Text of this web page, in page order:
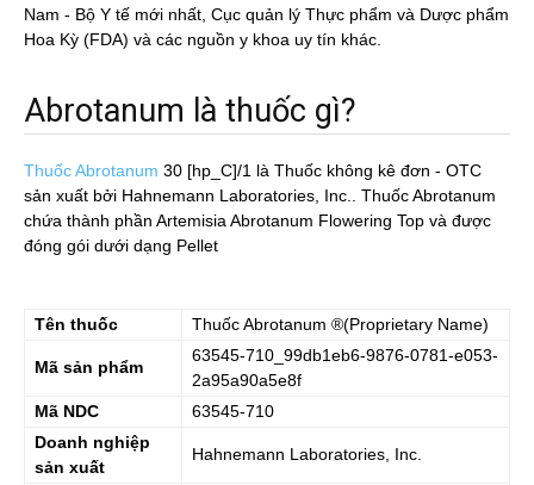
Nam - Bộ Y tế mới nhất, Cục quản lý Thực phẩm và Dược phẩm
Hoa Kỳ (FDA) và các nguồn y khoa uy tín khác.
Abrotanum là thuốc gì?
Thuốc Abrotanum 30 [hp_C]/1 là Thuốc không kê đơn - OTC
sản xuất bởi Hahnemann Laboratories, Inc.. Thuốc Abrotanum
chứa thành phần Artemisia Abrotanum Flowering Top và được
đóng gói dưới dạng Pellet
Tên thuốc ThuốcAbrotanum ®(Proprietary Name)
Mã sản phẩm
63545-710_99db1eb6-9876-0781-e053-
2a95a90a5e8f
Mã NDC
63545-710
Doanh nghiệp
sản xuất
Hahnemann Laboratories, Inc.